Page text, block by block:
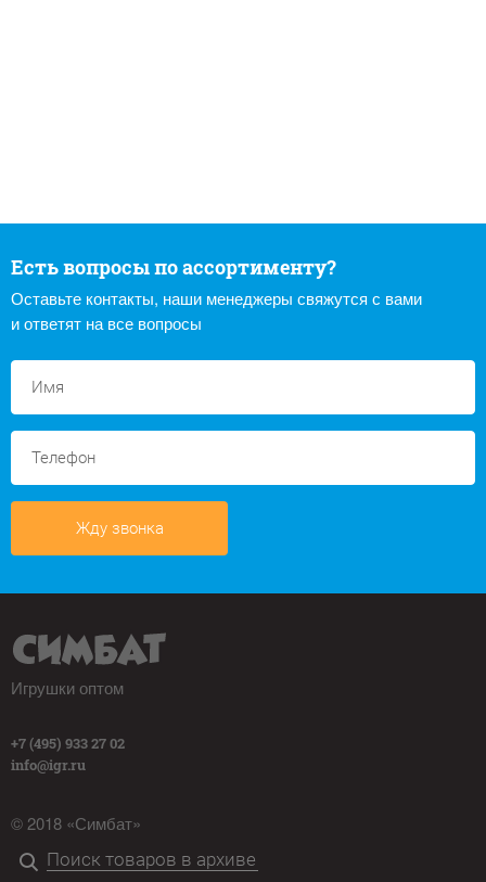
Есть вопросы по ассортименту?
Оставьте контакты, наши менеджеры свяжутся с вами
и ответят на все вопросы
Жду звонка
Игрушки оптом
+7 (495) 933 27 02
info@igr.ru
© 2018 «Симбат»